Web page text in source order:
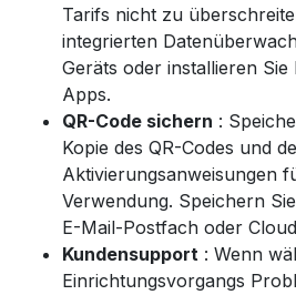
Tarifs nicht zu
integrierten
Geräts oder installieren
Apps.
QR-Code sichern :
Kopie des QR-Codes und
Aktivierungsanweisungen
Verwendung. Speichern
E-Mail-Postfach oder
Kundensupport : Wenn
Einrichtungsvorgangs